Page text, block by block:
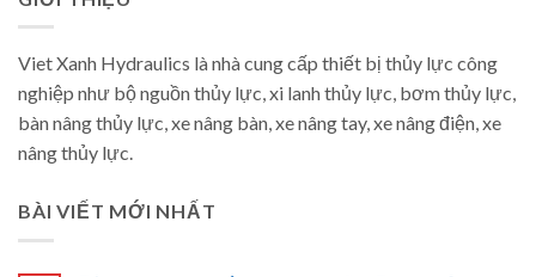
Viet Xanh Hydraulics là nhà cung cấp thiết bị thủy lực công
nghiệp như bộ nguồn thủy lực, xi lanh thủy lực, bơm thủy lực,
bàn nâng thủy lực, xe nâng bàn, xe nâng tay, xe nâng điện, xe
nâng thủy lực.
BÀI VIẾT MỚI NHẤT